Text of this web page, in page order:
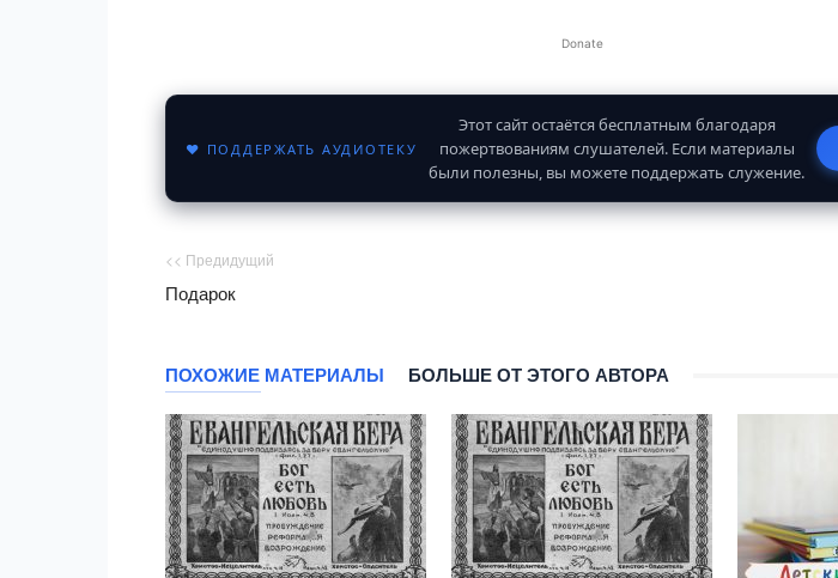
Donate
♥ ПОДДЕРЖАТЬ АУДИОТЕКУ
Этот сайт остаётся бесплатным благодаря
пожертвованиям слушателей. Если материалы
были полезны, вы можете поддержать служение.
<< Предидущий
Подарок
ПОХОЖИЕ МАТЕРИАЛЫ БОЛЬШЕ ОТ ЭТОГО АВТОРА